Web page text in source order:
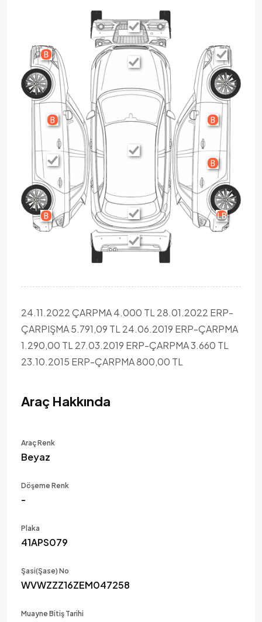
Araç Hakkında
Araç Renk
Beyaz
Döşeme Renk
-
Plaka
41APS079
Şasi(Şase) No
WVWZZZ16ZEM047258
Muayne Bitiş Tarihi
24.11.2022 ÇARPMA 4.000 TL 28.01.2022 ERP-
ÇARPIŞMA 5.791,09 TL 24.06.2019 ERP-ÇARPMA
1.290,00 TL 27.03.2019 ERP-ÇARPMA 3.660 TL
23.10.2015 ERP-ÇARPMA 800,00 TL